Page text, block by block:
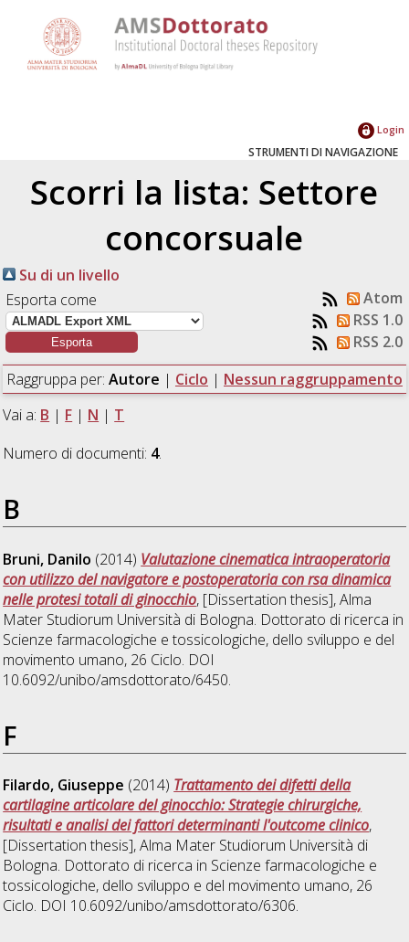
Login
STRUMENTI DI NAVIGAZIONE
Scorri la lista: Settore
concorsuale
Su di un livello
Esporta come
Atom
RSS 1.0
RSS 2.0
Raggruppa per: Autore | Ciclo | Nessun raggruppamento
Vai a: B | F | N | T
Numero di documenti: 4.
B
Bruni, Danilo (2014) Valutazione cinematica intraoperatoria
con utilizzo del navigatore e postoperatoria con rsa dinamica
nelle protesi totali di ginocchio, [Dissertation thesis], Alma
Mater Studiorum Università di Bologna. Dottorato di ricerca in
Scienze farmacologiche e tossicologiche, dello sviluppo e del
movimento umano, 26 Ciclo. DOI
10.6092/unibo/amsdottorato/6450.
F
Filardo, Giuseppe (2014) Trattamento dei difetti della
cartilagine articolare del ginocchio: Strategie chirurgiche,
risultati e analisi dei fattori determinanti l'outcome clinico,
[Dissertation thesis], Alma Mater Studiorum Università di
Bologna. Dottorato di ricerca in Scienze farmacologiche e
tossicologiche, dello sviluppo e del movimento umano, 26
Ciclo. DOI 10.6092/unibo/amsdottorato/6306.